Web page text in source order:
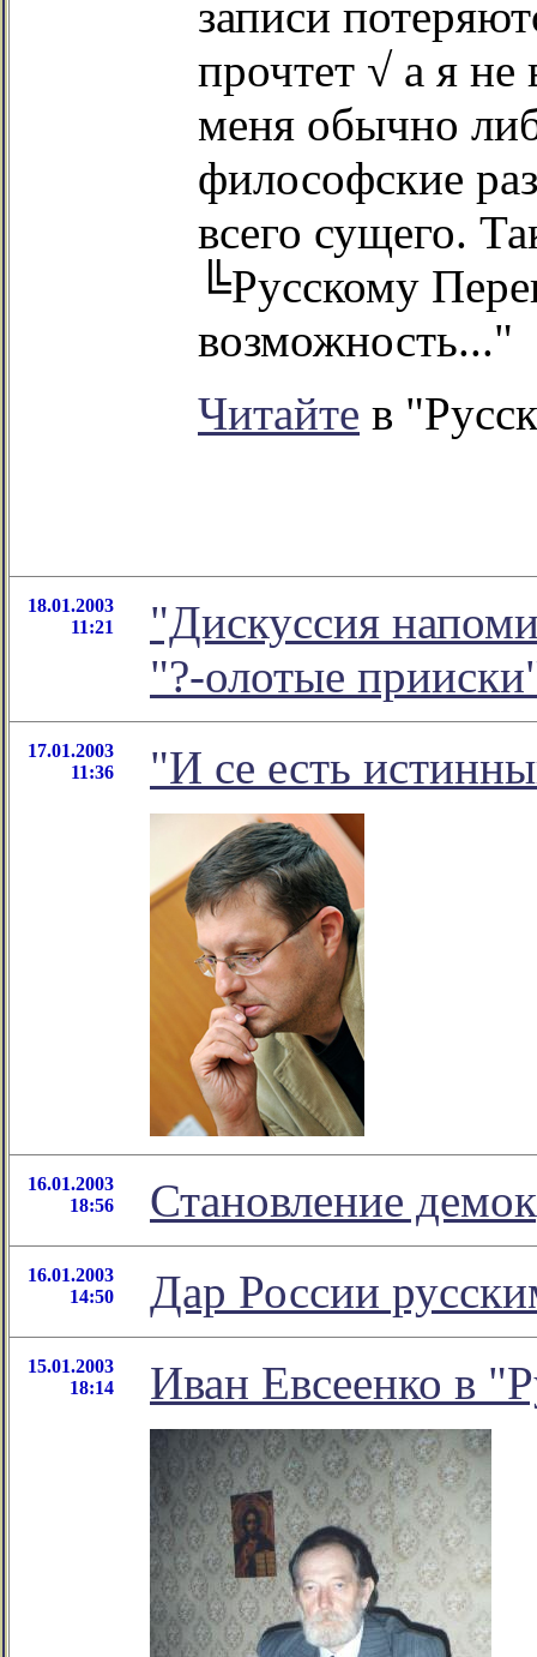
записи
прочтет √ а я
меня обычно
философские
всего сущего.
╚Русскому
возможность..."
Читайте в
18.01.2003
11:21
"Дискуссия
"?-олотые
17.01.2003
11:36
"И се есть
16.01.2003
18:56
Становление
16.01.2003
14:50
Дар России
15.01.2003
18:14
Иван Евсеенко в